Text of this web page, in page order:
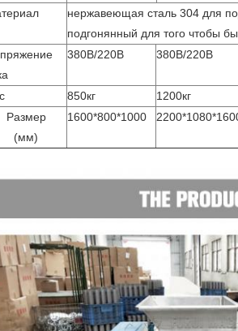
нержавеющая сталь 304 для
подгонянный для того чтобы
380В/220В 380В/220В
850кг 1200кг
Размер
(мм)
1600*800*1000